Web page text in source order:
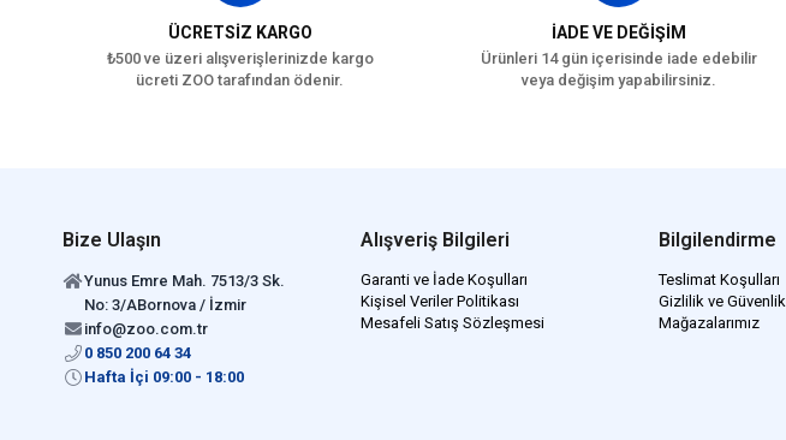
ÜCRETSİZ KARGO
₺500 ve üzeri alışverişlerinizde kargo
ücreti ZOO tarafından ödenir.
İADE VE DEĞİŞİM
Ürünleri 14 gün içerisinde iade edebilir
veya değişim yapabilirsiniz.
Bize Ulaşın
Yunus Emre Mah. 7513/3 Sk.
No: 3/ABornova / İzmir
info@zoo.com.tr
0 850 200 64 34
Hafta İçi 09:00 - 18:00
Alışveriş Bilgileri
Garanti ve İade Koşulları
Kişisel Veriler Politikası
Mesafeli Satış Sözleşmesi
Bilgilendirme
Teslimat Koşulları
Gizlilik ve Güvenlik
Mağazalarımız